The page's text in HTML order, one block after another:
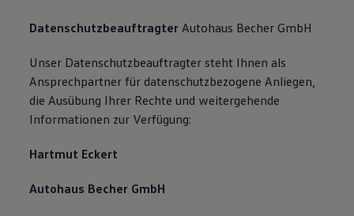
Datenschutzbeauftragter Autohaus Becher GmbH
Unser Datenschutzbeauftragter steht Ihnen als
Ansprechpartner für datenschutzbezogene Anliegen,
die Ausübung Ihrer Rechte und weitergehende
Informationen zur Verfügung:
Hartmut Eckert
Autohaus Becher GmbH